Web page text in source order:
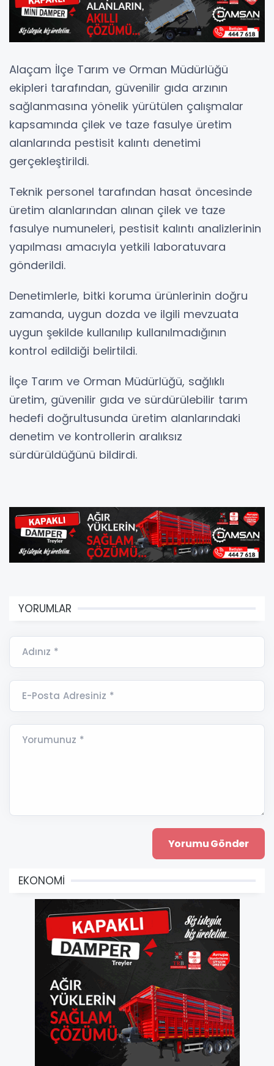
Alaçam İlçe Tarım ve Orman Müdürlüğü
ekipleri tarafından, güvenilir gıda arzının
sağlanmasına yönelik yürütülen çalışmalar
kapsamında çilek ve taze fasulye üretim
alanlarında pestisit kalıntı denetimi
gerçekleştirildi.
Teknik personel tarafından hasat öncesinde
üretim alanlarından alınan çilek ve taze
fasulye numuneleri, pestisit kalıntı analizlerinin
yapılması amacıyla yetkili laboratuvara
gönderildi.
Denetimlerle, bitki koruma ürünlerinin doğru
zamanda, uygun dozda ve ilgili mevzuata
uygun şekilde kullanılıp kullanılmadığının
kontrol edildiği belirtildi.
İlçe Tarım ve Orman Müdürlüğü, sağlıklı
üretim, güvenilir gıda ve sürdürülebilir tarım
hedefi doğrultusunda üretim alanlarındaki
denetim ve kontrollerin aralıksız
sürdürüldüğünü bildirdi.
YORUMLAR
Adınız *
E-Posta Adresiniz *
Yorumunuz *
EKONOMİ